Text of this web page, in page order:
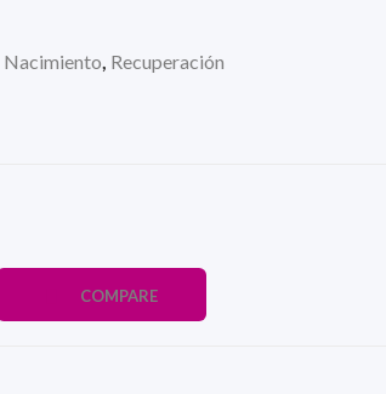
Nacimiento, Recuperación
COMPARE